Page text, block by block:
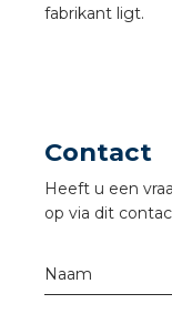
fabrikant ligt.
Contact
Heeft u een
op via dit
Naam
installeren